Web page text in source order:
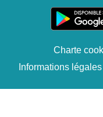
Charte
Informations légales